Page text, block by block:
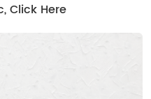
Click Here